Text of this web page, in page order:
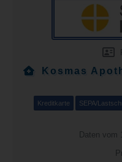
Kosmas
Kreditkarte SEPA/
Daten vom